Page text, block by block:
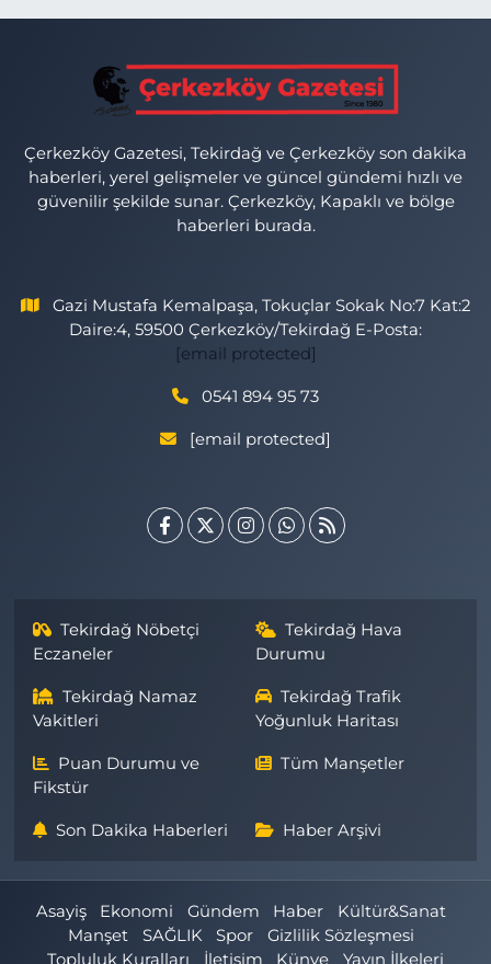
Çerkezköy Gazetesi, Tekirdağ ve Çerkezköy son dakika
haberleri, yerel gelişmeler ve güncel gündemi hızlı ve
güvenilir şekilde sunar. Çerkezköy, Kapaklı ve bölge
haberleri burada.
Gazi Mustafa Kemalpaşa, Tokuçlar Sokak No:7 Kat:2
Daire:4, 59500 Çerkezköy/Tekirdağ E-Posta:
[email protected]
0541 894 95 73
[email protected]
Tekirdağ Nöbetçi
Eczaneler
Tekirdağ Hava
Durumu
Tekirdağ Namaz
Vakitleri
Tekirdağ Trafik
Yoğunluk Haritası
Puan Durumu ve
Fikstür
Tüm Manşetler
Son Dakika Haberleri Haber Arşivi
Asayiş Ekonomi Gündem Haber
Kültür&Sanat
Manşet
SAĞLIK Spor
Gizlilik Sözleşmesi
Topluluk Kuralları
İletişim Künye Yayın İlkeleri